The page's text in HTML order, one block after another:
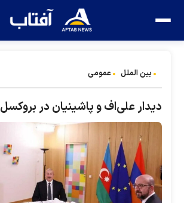
بین الملل عمومی
دیدار علی‌اف و پاشینیان در بروکسل